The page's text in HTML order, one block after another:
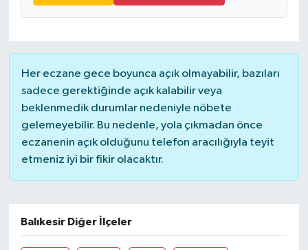
Her eczane gece boyunca açık olmayabilir, bazıları
sadece gerektiğinde açık kalabilir veya
beklenmedik durumlar nedeniyle nöbete
gelemeyebilir. Bu nedenle, yola çıkmadan önce
eczanenin açık olduğunu telefon aracılığıyla teyit
etmeniz iyi bir fikir olacaktır.
Balıkesir Diğer İlçeler